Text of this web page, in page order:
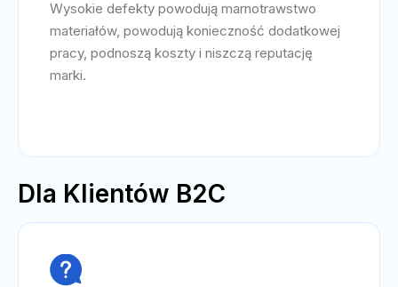
Wysokie defekty powodują marnotrawstwo
materiałów, powodują konieczność dodatkowej
pracy, podnoszą koszty i niszczą reputację
marki.
Dla Klientów B2C
